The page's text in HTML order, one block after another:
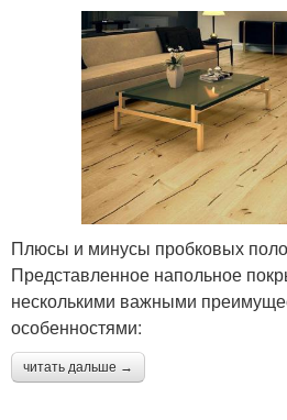
Плюсы и минусы пробковых
Представленное напольное
несколькими важными
особенностями:
читать дальше →